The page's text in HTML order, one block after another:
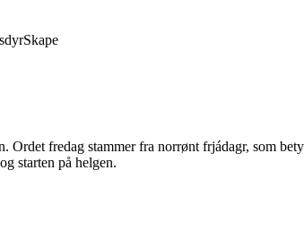
Skape
Ordet fredag stammer fra norrønt frjádagr, som
starten på helgen.